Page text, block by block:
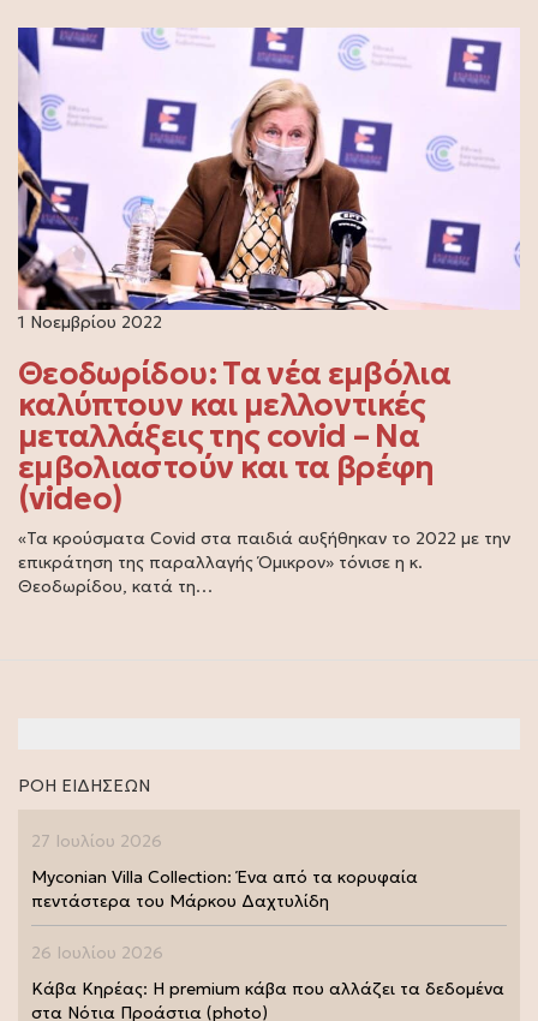
1 Νοεμβρίου 2022
Θεοδωρίδου: Τα νέα εμβόλια
καλύπτουν και μελλοντικές
μεταλλάξεις της covid – Να
εμβολιαστούν και τα βρέφη
(video)
«Τα κρούσματα Covid στα παιδιά αυξήθηκαν το 2022 με την
επικράτηση της παραλλαγής Όμικρον» τόνισε η κ.
Θεοδωρίδου, κατά τη…
ΡΟΗ ΕΙΔΗΣΕΩΝ
27 Ιουλίου 2026
Myconian Villa Collection: Ένα από τα κορυφαία
πεντάστερα του Μάρκου Δαχτυλίδη
26 Ιουλίου 2026
Κάβα Κηρέας: Η premium κάβα που αλλάζει τα δεδομένα
στα Νότια Προάστια (photo)